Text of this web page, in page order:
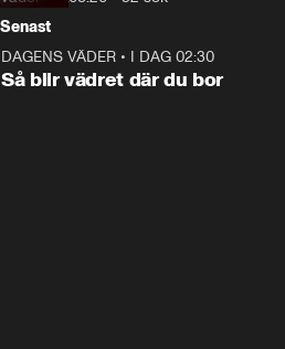
Senast
DAGENS VÄDER • I DAG 02:30
Så blir vädret där du bor